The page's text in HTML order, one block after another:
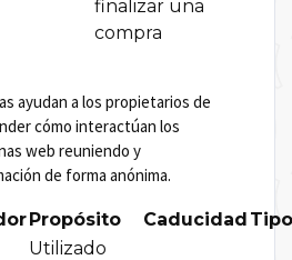
finalizar una
compra
ayudan a los propietarios de
cómo interactúan los
web reuniendo y
de forma anónima.
Propósito Caducidad Tipo
Utilizado